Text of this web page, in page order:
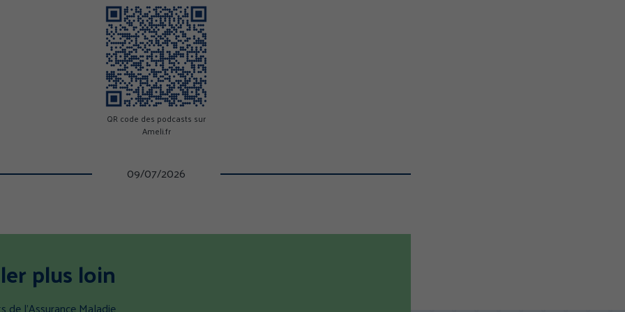
QR code des podcasts sur
Ameli.fr
09/07/2026
plus loin